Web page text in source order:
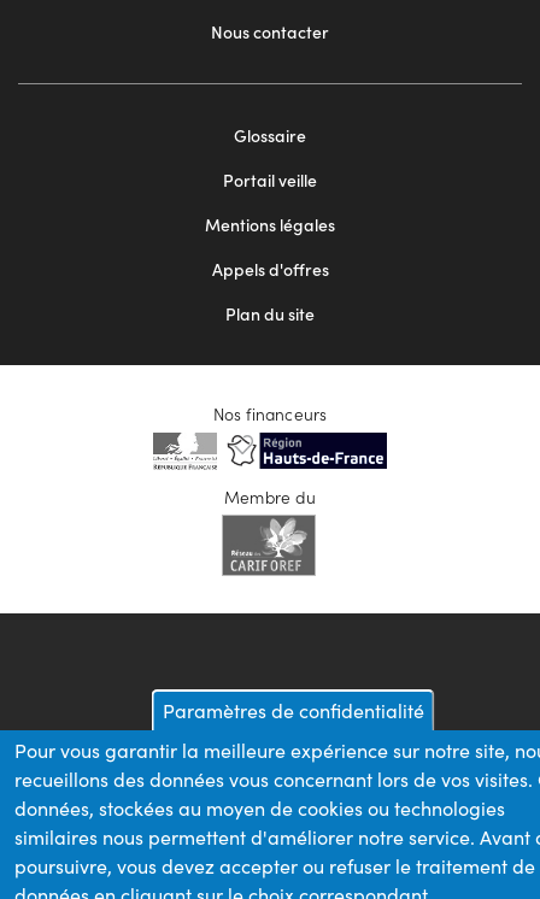
Nous contacter
Glossaire
Portail veille
Mentions légales
Appels d'offres
Plan du site
Nos financeurs
Membre du
Paramètres de confidentialité
Pour vous garantir la meilleure expérience sur notre site,
recueillons des données vous concernant lors de vos visites.
données, stockées au moyen de cookies ou technologies
similaires nous permettent d'améliorer notre service. Avant
poursuivre, vous devez accepter ou refuser le traitement de